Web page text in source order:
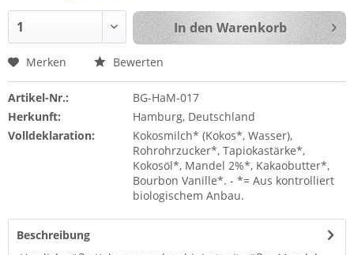
In den Warenkorb
Merken Bewerten
Artikel-Nr.:
BG-HaM-017
Herkunft:
Hamburg, Deutschland
Volldeklaration:
Kokosmilch* (Kokos*, Wasser),
Rohrohrzucker*, Tapiokastärke*,
Kokosöl*, Mandel 2%*, Kakaobutter*,
Bourbon Vanille*. - *= Aus kontrolliert
biologischem Anbau.
Beschreibung